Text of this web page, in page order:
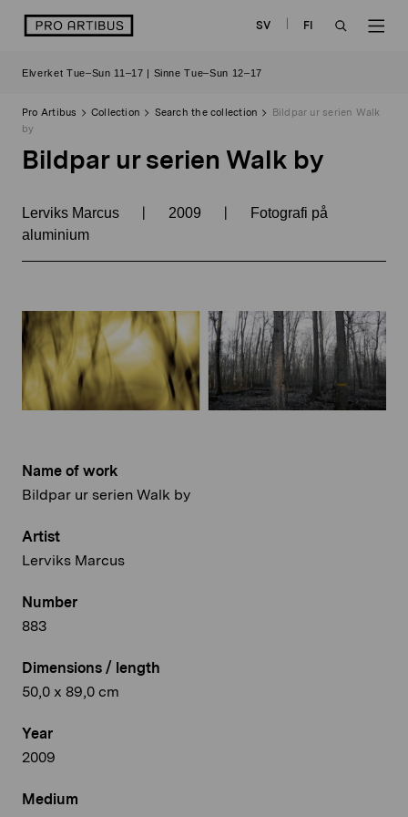
logo SV
FI
Elverket Tue–Sun 11–17 | Sinne Tue–Sun 12–17
Pro Artibus Collection Search the collection
Bildpar ur serien Walk
by
Bildpar ur serien Walk by
Lerviks Marcus | 2009 |
Fotografi på
aluminium
Name of work
Bildpar ur serien Walk by
Artist
Lerviks Marcus
Number
883
Dimensions / length
50,0 x 89,0 cm
Year
2009
Medium